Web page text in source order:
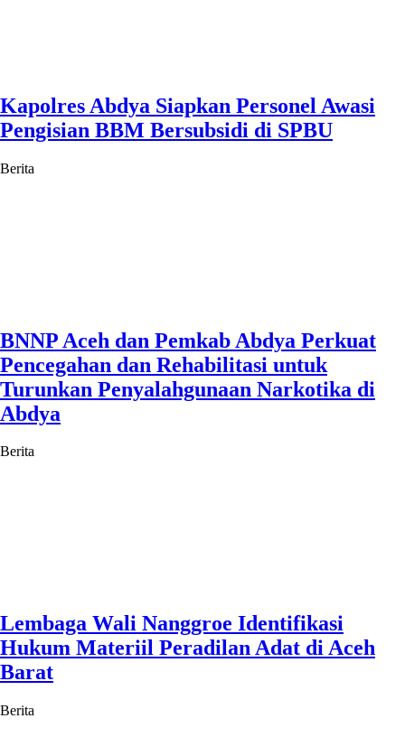
Kapolres Abdya Siapkan Personel Awasi
Pengisian BBM Bersubsidi di SPBU
Berita
BNNP Aceh dan Pemkab Abdya Perkuat
Pencegahan dan Rehabilitasi untuk
Turunkan Penyalahgunaan Narkotika di
Abdya
Berita
Lembaga Wali Nanggroe Identifikasi
Hukum Materiil Peradilan Adat di Aceh
Barat
Berita